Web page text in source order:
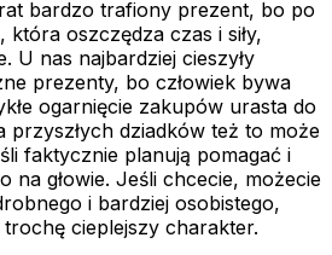
bardzo trafiony prezent, bo po
oszczędza czas i siły,
U nas najbardziej cieszyły
prezenty, bo człowiek bywa
ogarnięcie zakupów urasta do
przyszłych dziadków też to może
faktycznie planują pomagać i
na głowie. Jeśli chcecie, możecie
i bardziej osobistego,
cieplejszy charakter.